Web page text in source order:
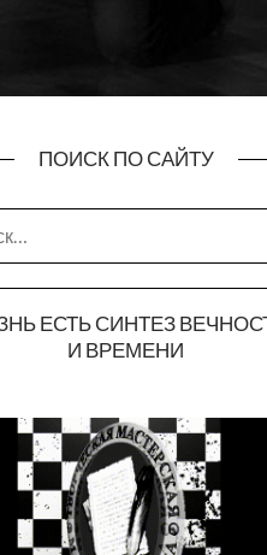
ПОИСК ПО САЙТУ
ЕСТЬ СИНТЕЗ
И ВРЕМЕНИ